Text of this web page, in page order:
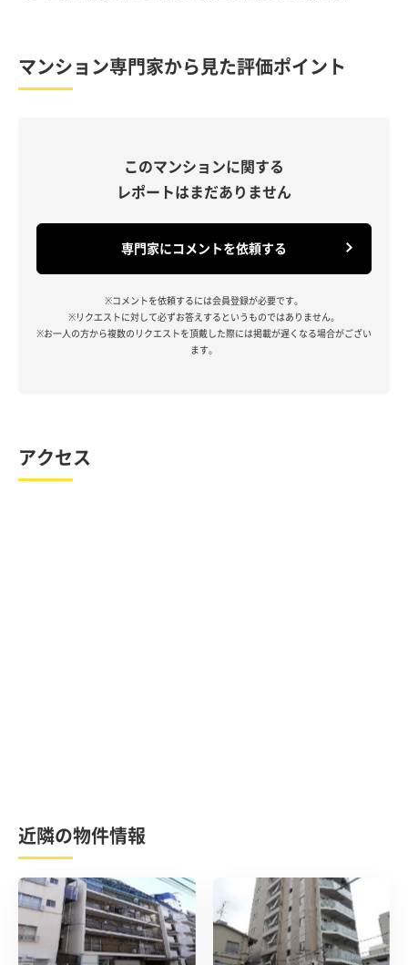
マンション専門家から見た評価ポイント
このマンションに関する
レポートはまだありません
専門家にコメントを依頼する
※コメントを依頼するには会員登録が必要です。
※リクエストに対して必ずお答えするというものではありません。
※お一人の方から複数のリクエストを頂戴した際には掲載が遅くなる場合がござい
ます。
アクセス
近隣の物件情報